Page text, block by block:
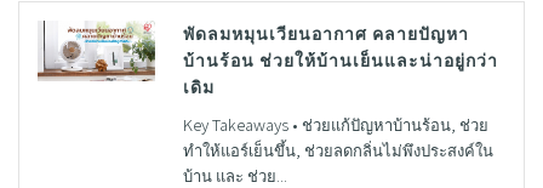
พัดลมหมุนเวียนอากาศ คลายปัญหา
บ้านร้อน ช่วยให้บ้านเย็นและน่าอยู่กว่า
เดิม
Key Takeaways • ช่วยแก้ปัญหาบ้านร้อน, ช่วย
ทำให้แอร์เย็นขึ้น, ช่วยลดกลิ่นไม่พึงประสงค์ใน
บ้าน และ ช่วย...